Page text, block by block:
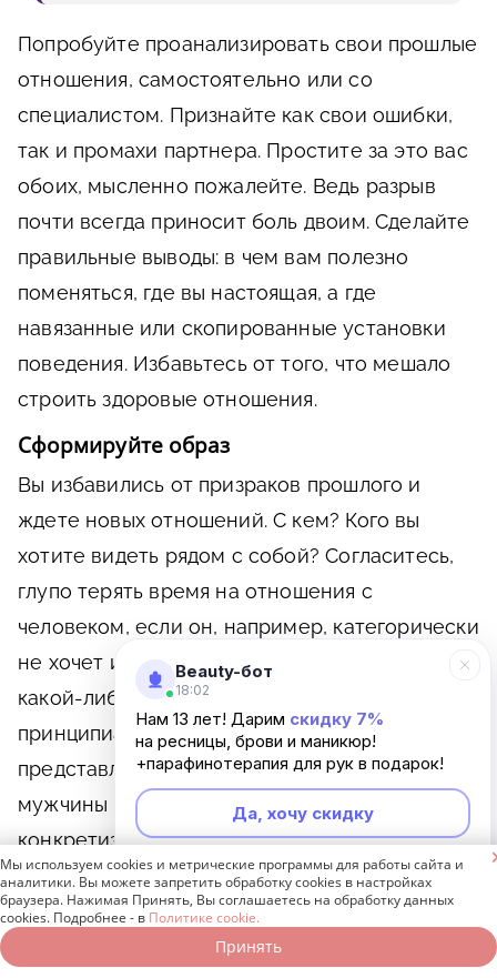
Попробуйте проанализировать свои прошлые
отношения, самостоятельно или со
специалистом. Признайте как свои ошибки,
так и промахи партнера. Простите за это вас
обоих, мысленно пожалейте. Ведь разрыв
почти всегда приносит боль двоим. Сделайте
правильные выводы: в чем вам полезно
поменяться, где вы настоящая, а где
навязанные или скопированные установки
поведения. Избавьтесь от того, что мешало
строить здоровые отношения.
Сформируйте образ
Вы избавились от призраков прошлого и
ждете новых отношений. С кем? Кого вы
хотите видеть рядом с собой? Согласитесь,
глупо терять время на отношения с
человеком, если он, например, категорически
не хочет иметь детей или избавляться от
какой-либо зависимости. А для вас это
принципиально. Конечно, примерно все мы
представляем или, скорее, чувствуем, какие
мужчины нам нравятся. Но все же
конкретизировать не помешает. Составьте на
бумаге список качеств общечеловеческих и
мужских, которые для вас приоритетны в
будущем спутнике. С чувством юмора, легкий
Beauty-бот
18:02
Нам 13 лет! Дарим скидку 7%
на ресницы, брови и маникюр!
+парафинотерапия для рук в подарок!
Да, хочу скидку
Неинтересно
Мы используем cookies и метрические программы для работы сайта и
аналитики. Вы можете запретить обработку cookies в настройках
браузера. Нажимая Принять, Вы соглашаетесь на обработку данных
cookies. Подробнее - в Политике cookie.
Принять